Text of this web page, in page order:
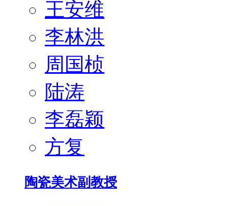
王安维
李林洪
周国桢
陆涛
李磊颖
方复
陶瓷美术副教授